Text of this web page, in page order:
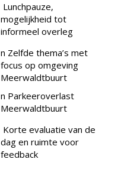
Lunchpauze,
mogelijkheid tot
informeel overleg
n Zelfde thema’s met
focus op omgeving
Meerwaldtbuurt
n Parkeeroverlast
Meerwaldtbuurt
Korte evaluatie van de
dag en ruimte voor
feedback